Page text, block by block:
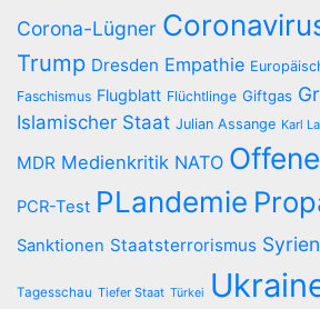
Corona-Lügner
Trump Dresden Empathie
Faschismus Flugblatt Flüchtlinge Giftgas
Islamischer Staat Julian Assange Karl
MDR Medienkritik NATO
PCR-Test PLandemie
Sanktionen Staatsterrorismus Syrien
Tagesschau Tiefer Staat Türkei